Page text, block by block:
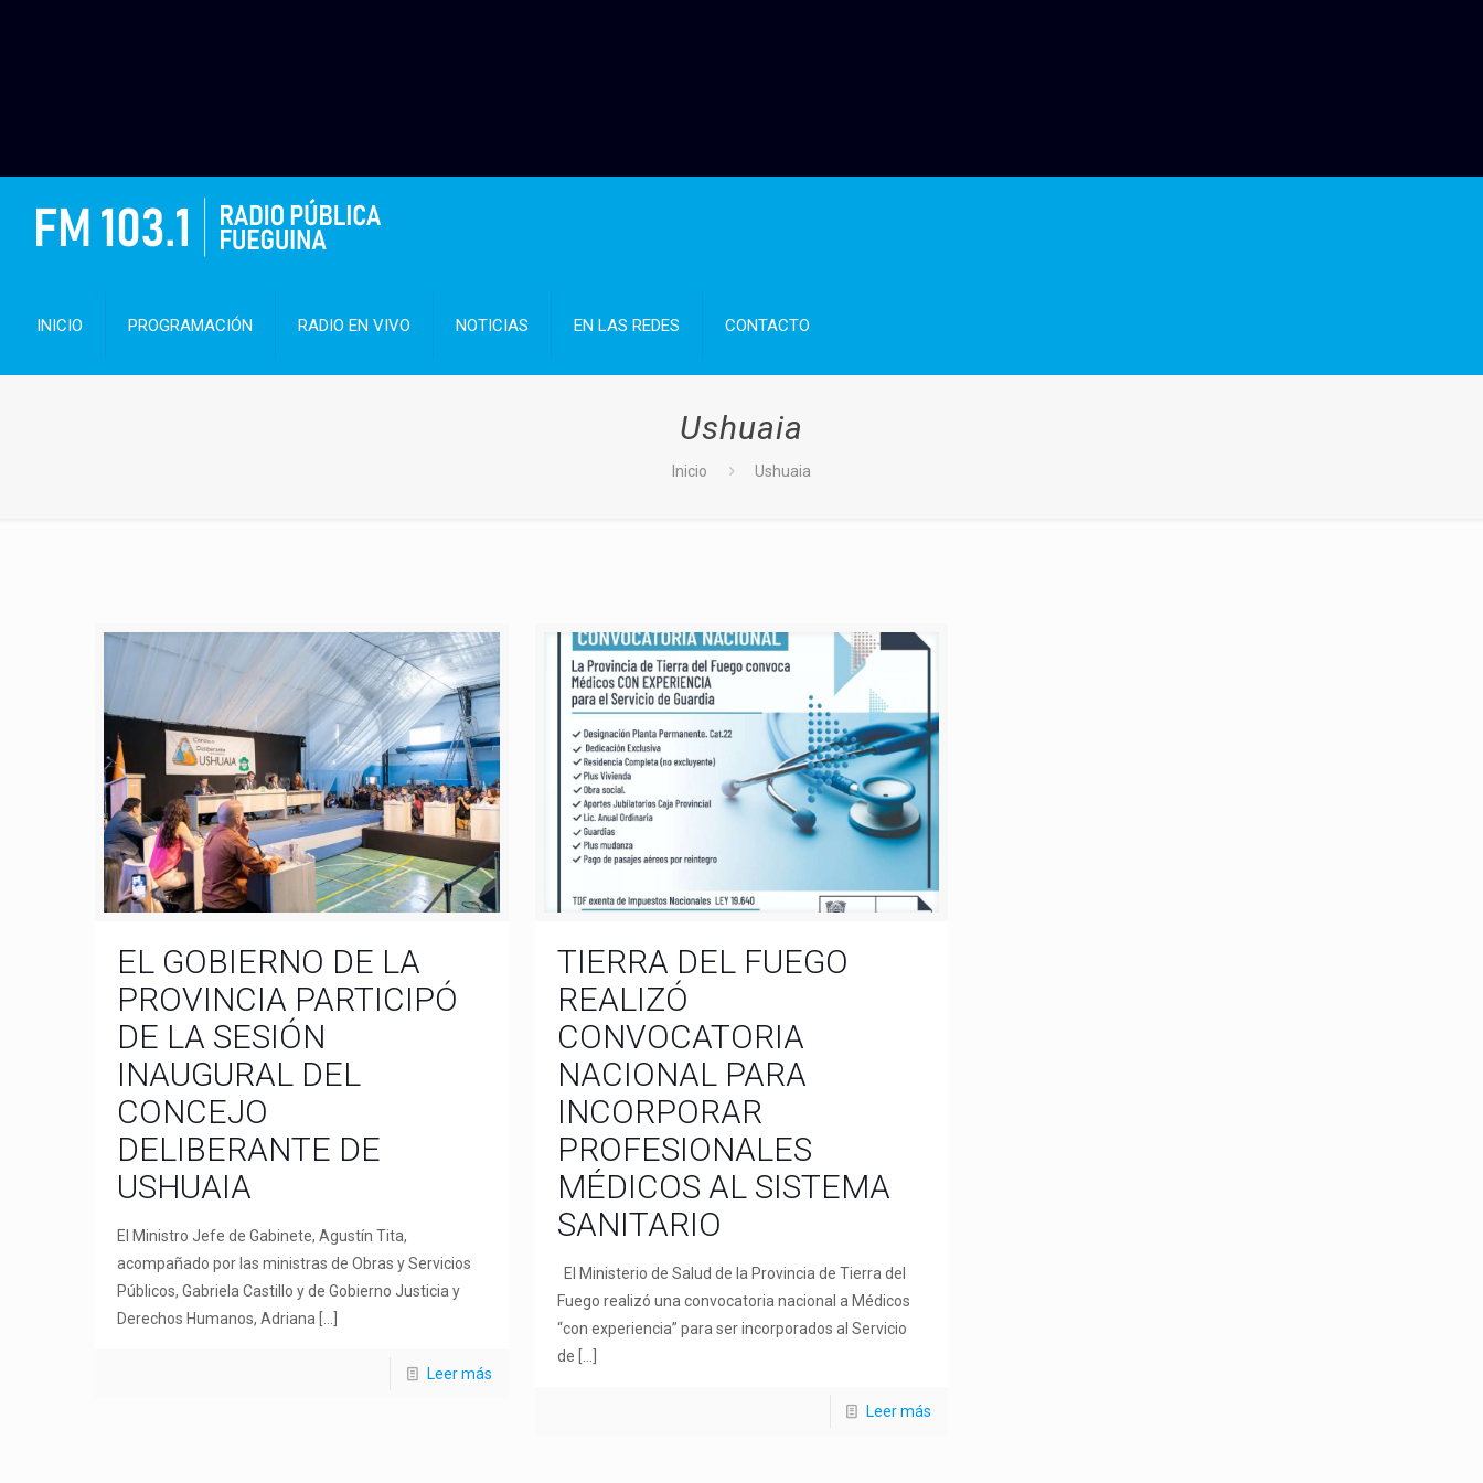
INICIO PROGRAMACIÓN RADIO EN VIVO NOTICIAS EN LAS REDES CONTACTO
Ushuaia
Inicio Ushuaia
EL GOBIERNO DE LA
PROVINCIA PARTICIPÓ
DE LA SESIÓN
INAUGURAL DEL
CONCEJO
DELIBERANTE DE
USHUAIA
El Ministro Jefe de Gabinete, Agustín Tita,
acompañado por las ministras de Obras y Servicios
Públicos, Gabriela Castillo y de Gobierno Justicia y
Derechos Humanos, Adriana
Leer más
TIERRA DEL FUEGO
REALIZÓ
CONVOCATORIA
NACIONAL PARA
INCORPORAR
PROFESIONALES
MÉDICOS AL SISTEMA
SANITARIO
El Ministerio de Salud de la Provincia de Tierra del
Fuego realizó una convocatoria nacional a Médicos
“con experiencia” para ser incorporados al Servicio
de
Leer más